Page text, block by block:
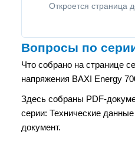
Откроется страница
Вопросы по
Что собрано на странице
напряжения BAXI Energy
Здесь собраны PDF-
серии: Технические
документ.